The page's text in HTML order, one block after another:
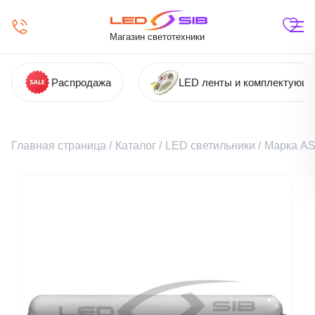
Магазин светотехники
Распродажа LED ленты и
Главная страница / Каталог / LED светильники / Марка